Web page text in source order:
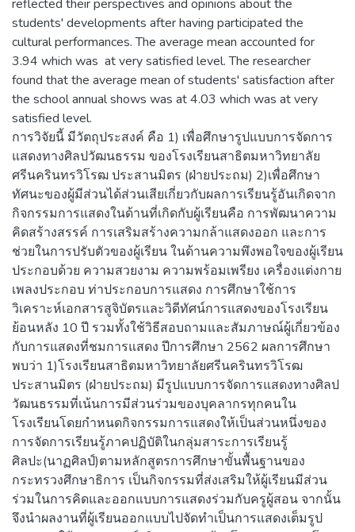
reflected their perspectives and opinions about the
students' developments after having participated the
cultural performances. The average mean accounted for
3.94 which was at very satisfied level. The researcher
found that the average mean of students' satisfaction after
the school annual shows was at 4.03 which was at very
satisfied level.
การวิจัยนี้ มีวัตถุประสงค์ คือ 1) เพื่อศึกษารูปแบบการจัดการ
แสดงทางศิลปวัฒนธรรม ของโรงเรียนสาธิตมหาวิทยาลัย
ศรีนครินทรวิโรฒ ประสานมิตร (ฝ่ายประถม) 2)เพื่อศึกษา
ทัศนะของผู้มีส่วนได้ส่วนเสียเกี่ยวกับผลการเรียนรู้อันเกิดจาก
กิจกรรมการแสดงในด้านที่เกิดกับผู้เรียนคือ การพัฒนาความ
คิดสร้างสรรค์ การเสริมสร้างความกล้าแสดงออก และการ
ช่วยในการปรับตัวของผู้เรียน ในด้านความพึงพอใจของผู้เรียน
ประกอบด้วย ความสวยงาม ความพร้อมเพรียง เครื่องแต่งกาย
เพลงประกอบ ท่าประกอบการแสดง การศึกษาใช้การ
วิเคราะห์เอกสารสูจิบัตรและวิดีทัศน์การแสดงของโรงเรียน
ย้อนหลัง 10 ปี รวมทั้งใช้วิธีสอบถามและสัมภาษณ์ผู้เกี่ยวข้อง
กับการแสดงที่ชมการแสดง ปีการศึกษา 2562 ผลการศึกษา
พบว่า 1)โรงเรียนสาธิตมหาวิทยาลัยศรีนครินทรวิโรฒ
ประสานมิตร (ฝ่ายประถม) มีรูปแบบการจัดการแสดงทางศิลป
วัฒนธรรมที่เน้นการมีส่วนร่วมของบุคลากรทุกคนใน
โรงเรียนโดยกำหนดกิจกรรมการแสดงให้เป็นส่วนหนึ่งของ
การจัดการเรียนรู้ภาคปฏิบัติในกลุ่มสาระการเรียนรู้
ศิลปะ(นาฏศิลป์)ตามหลักสูตรการศึกษาขั้นพื้นฐานของ
กระทรวงศึกษาธิการ เป็นกิจกรรมที่ส่งเสริมให้ผู้เรียนมีส่วน
ร่วมในการคิดและออกแบบการแสดงร่วมกับครูผู้สอน จากนั้น
จึงนำผลงานที่ผู้เรียนออกแบบไปจัดทำเป็นการแสดงเต็มรูป